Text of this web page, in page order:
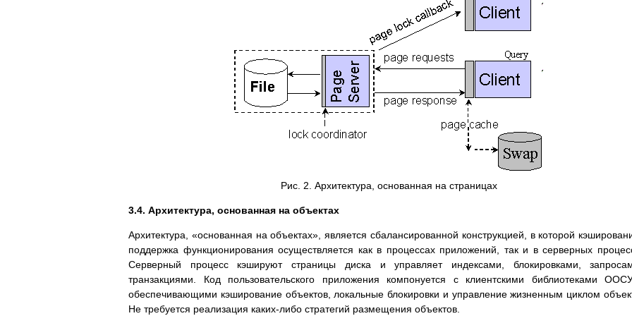
Рис. 2. Архитектура, основанная на страницах
3.4. Архитектура, основанная на объектах
Архитектура, «основанная на объектах», является сбалансированной конструкцией, в которой
поддержка функционирования осуществляется как в процессах приложений, так и в серверных
Серверный процесс кэшируют страницы диска и управляет индексами, блокировками,
транзакциями. Код пользовательского приложения компонуется с клиентскими библиотеками
обеспечивающими кэширование объектов, локальные блокировки и управление жизненным циклом
Не требуется реализация каких-либо стратегий размещения объектов.